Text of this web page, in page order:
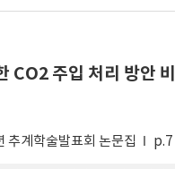
satisfy the criteria of
characteristics
samples met the
of Bottom Ash
CO2 주입 처리 방안
추계학술발표회 논문집 p.7